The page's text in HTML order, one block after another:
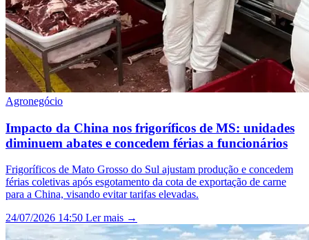
Agronegócio
Impacto da China nos frigoríficos de MS: unidades
diminuem abates e concedem férias a funcionários
Frigoríficos de Mato Grosso do Sul ajustam produção e concedem
férias coletivas após esgotamento da cota de exportação de carne
para a China, visando evitar tarifas elevadas.
24/07/2026 14:50 Ler mais →